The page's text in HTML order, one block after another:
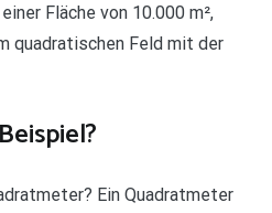
Fläche von 10.000 m²,
quadratischen Feld mit der
Ein Quadratmeter